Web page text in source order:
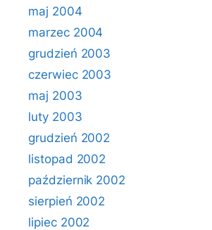
maj 2004
marzec 2004
grudzień 2003
czerwiec 2003
maj 2003
luty 2003
grudzień 2002
listopad 2002
październik 2002
sierpień 2002
lipiec 2002